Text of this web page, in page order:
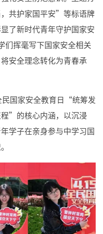
共护家国平安”等标语牌
了新时代青年守护国家安
们挥毫写下国家安全相关
安全理念转化为青春承
民国家安全教育日“统筹发
”的核心内涵，以沉浸
学子在亲身参与中学习国